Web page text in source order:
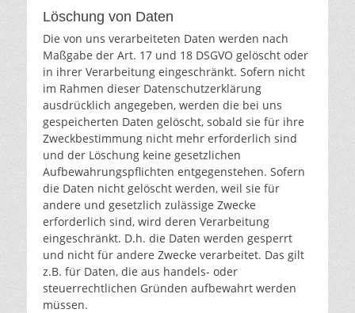
Löschung von Daten
Die von uns verarbeiteten Daten werden nach
Maßgabe der Art. 17 und 18 DSGVO gelöscht oder
in ihrer Verarbeitung eingeschränkt. Sofern nicht
im Rahmen dieser Datenschutzerklärung
ausdrücklich angegeben, werden die bei uns
gespeicherten Daten gelöscht, sobald sie für ihre
Zweckbestimmung nicht mehr erforderlich sind
und der Löschung keine gesetzlichen
Aufbewahrungspflichten entgegenstehen. Sofern
die Daten nicht gelöscht werden, weil sie für
andere und gesetzlich zulässige Zwecke
erforderlich sind, wird deren Verarbeitung
eingeschränkt. D.h. die Daten werden gesperrt
und nicht für andere Zwecke verarbeitet. Das gilt
z.B. für Daten, die aus handels- oder
steuerrechtlichen Gründen aufbewahrt werden
müssen.